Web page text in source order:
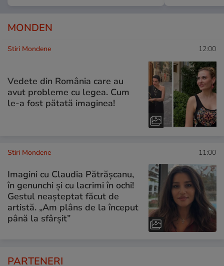
MONDEN
Stiri Mondene 12:00
Vedete din România care au
avut probleme cu legea. Cum
le-a fost pătată imaginea!
Stiri Mondene 11:00
Imagini cu Claudia Pătrășcanu,
în genunchi și cu lacrimi în ochi!
Gestul neașteptat făcut de
artistă. „Am plâns de la început
până la sfârșit”
PARTENERI